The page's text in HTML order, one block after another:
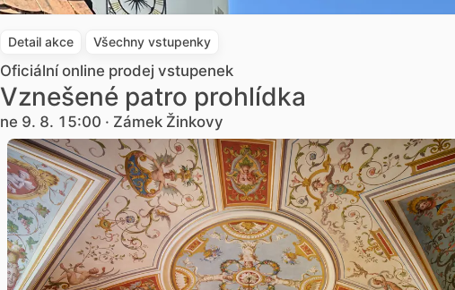
Detail akce Všechny vstupenky
Oficiální online prodej vstupenek
Vznešené patro prohlídka
ne 9. 8. 15:00 · Zámek Žinkovy